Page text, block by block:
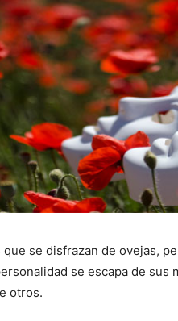
que se disfrazan de ovejas,
se escapa de sus
otros.